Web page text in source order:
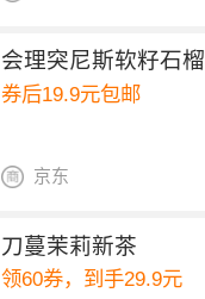
会理突尼斯软籽石榴
券后19.9元包邮
京东
刀蔓茉莉新茶
领60券，到手29.9元